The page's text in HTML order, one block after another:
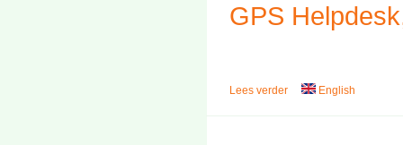
GPS
Lees verder English